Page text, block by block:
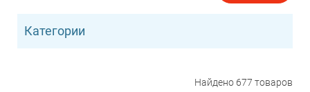
Категории
Найдено 677 товаров